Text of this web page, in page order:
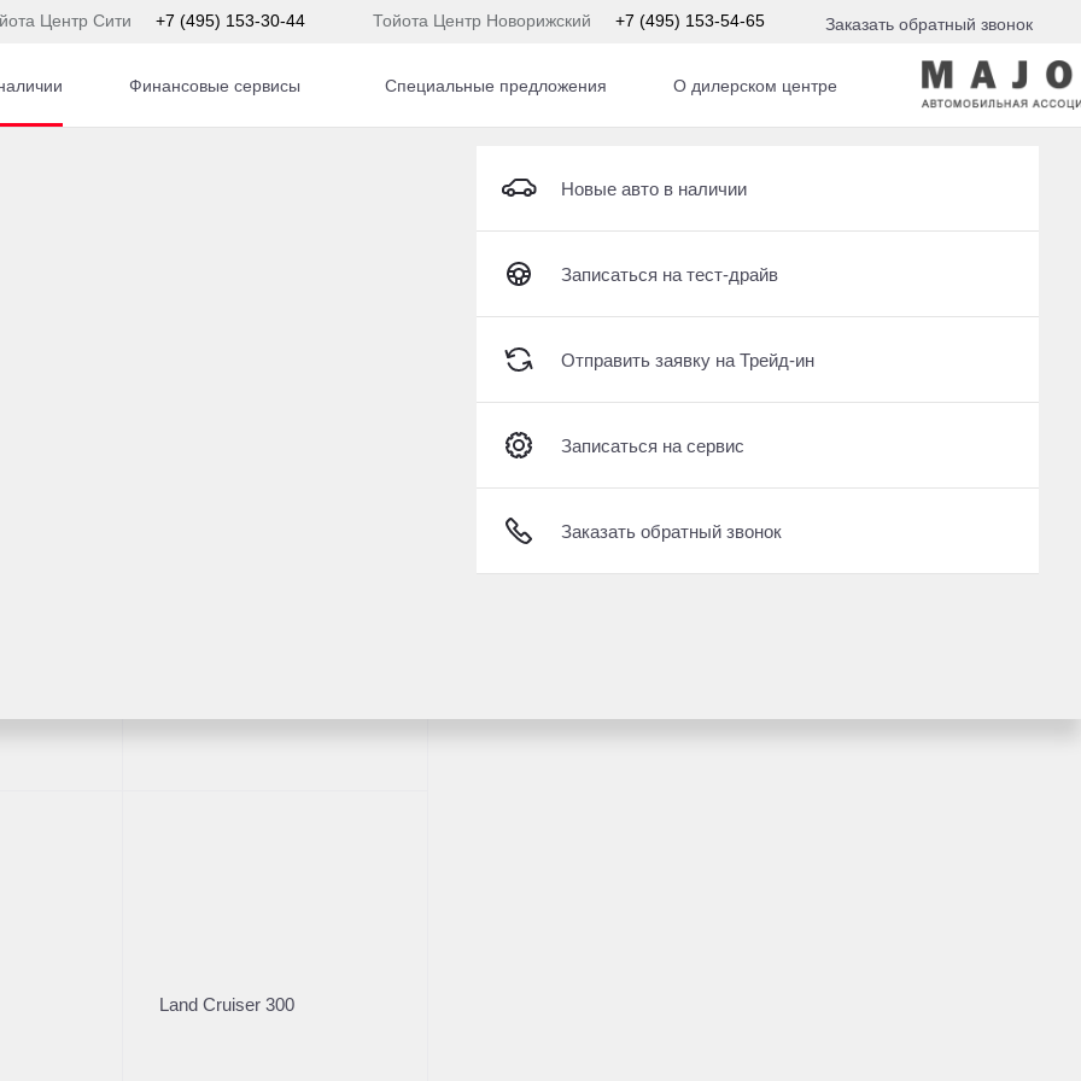
Центр Сити +7 (495) 153-30-44 Тойота Центр Новорижский +7 (495) 153-54-65 Заказать обратный звонок
Land Cruiser 300
Получить консультацию по кредиту
Отправить заявку на Трейд-ин
Записаться на сервис
Заказать обратный звонок
Финансовые сервисы
Рассчитать кредит
Записаться на сервис
Отправить заявку на Трейд-ин
Заказать обратный звонок
Специальные предложения О дилерском центре
Новые авто в наличии
Записаться на тест-драйв
Отправить заявку на Трейд-ин
Записаться на сервис
Заказать обратный звонок